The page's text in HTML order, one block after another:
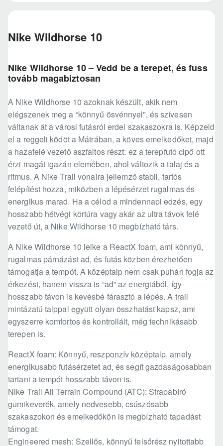
Nike Wildhorse 10
Nike Wildhorse 10 – Vedd be a terepet, és fuss
tovább magabiztosan
A Nike Wildhorse 10 azoknak készült, akik nem
elégszenek meg a “könnyű ösvénnyel”, és szívesen
váltanak át a városi futásról erdei szakaszokra is. Képzeld
el a reggeli ködöt a Mátrában, a köves emelkedőket, majd
a hazafelé vezető aszfaltos részt: ez a terepfutó cipő ott
érzi magát igazán elemében, ahol változik a talaj és a
ritmus. A Nike Trail vonalra jellemző stabil, tartós
felépítést hozza, miközben a lépésérzet rugalmas és
energikus marad. Ha a célod a mindennapi edzés, egy
hosszabb hétvégi körtúra vagy akár az ultra távok felé
vezető út, a Nike Wildhorse 10 megbízható társ.
A Nike Wildhorse 10 lelke a ReactX foam, ami könnyű,
rugalmas párnázást ad, és futás közben érezhetően
támogatja a tempót. A középtalp nem csak puhán fogja az
érkezést, hanem vissza is “ad” az energiából, így
hosszabb távon is kevésbé fárasztó a lépés. A trail
mintázatú talppal együtt olyan összhatást kapsz, ami
egyszerre komfortos és kontrollált, még technikásabb
terepen is.
ReactX foam: Könnyű, reszponzív középtalp, amely
energikusabb futásérzetet ad, és segít gazdaságosabban
tartani a tempót hosszabb távon is.
Nike Trail All Terrain Compound (ATC): Strapabíró
gumikeverék, amely nedvesebb, csúszósabb
szakaszokon és emelkedőkön is megbízható tapadást
támogat.
Engineered mesh: Szellős, könnyű felsőrész nyitottabb